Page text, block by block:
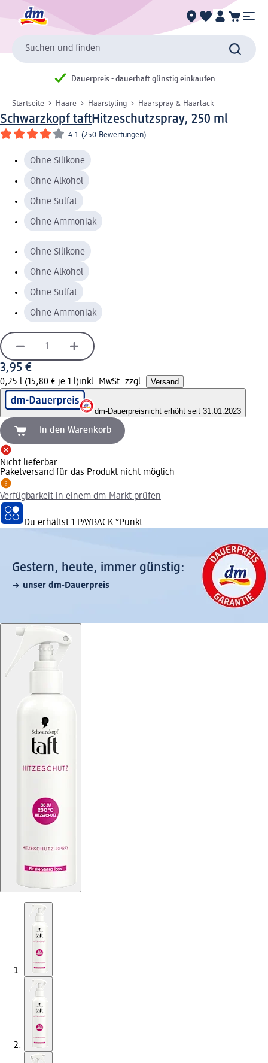
Suchen und finden
Dauerpreis - dauerhaft günstig einkaufen
Startseite Haare Haarstyling Haarspray & Haarlack
Schwarzkopf taftHitzeschutzspray, 250 ml
4.1 (250 Bewertungen)
Ohne Silikone
Ohne Alkohol
Ohne Sulfat
Ohne Ammoniak
Ohne Silikone
Ohne Alkohol
Ohne Sulfat
Ohne Ammoniak
3,95 €
0,25 l (15,80 € je 1 l)inkl. MwSt. zzgl. Versand
dm-Dauerpreisnicht erhöht seit 31.01.2023
In den Warenkorb
Nicht lieferbar
Paketversand für das Produkt nicht möglich
Verfügbarkeit in einem dm-Markt prüfen
Du erhältst 1 PAYBACK °Punkt
Gestern, heute, immer günstig:
unser dm-Dauerpreis